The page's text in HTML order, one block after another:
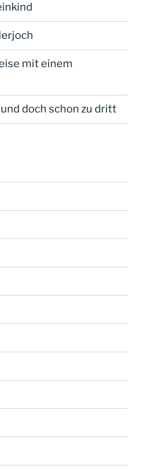
mit einem
doch schon zu dritt